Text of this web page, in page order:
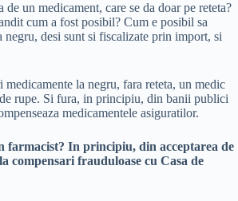
un medicament, care se da doar pe reteta?
cum a fost posibil? Cum e posibil sa
negru, desi sunt si fiscalizate prin import, si
la negru, fara reteta, un medic
rupe. Si fura, in principiu, din banii publici
medicamentele asiguratilor.
farmacist? In principiu, din acceptarea de
compensari frauduloase cu Casa de